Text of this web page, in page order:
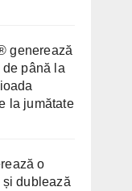
generează
până la
la jumătate
o
dublează